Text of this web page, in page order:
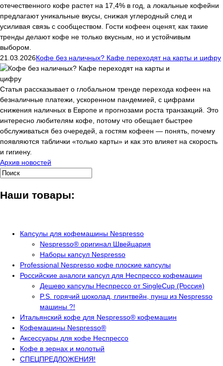
отечественного кофе растет на 17,4% в год, а локальные кофейни
предлагают уникальные вкусы, снижая углеродный след и
усиливая связь с сообществом. Гости кофеен оценят, как такие
тренды делают кофе не только вкусным, но и устойчивым
выбором.
21.03.2026Кофе без наличных? Кафе переходят на карты и цифру
Статья рассказывает о глобальном тренде перехода кофеен на
безналичные платежи, ускоренном пандемией, с цифрами
снижения наличных в Европе и прогнозами роста транзакций. Это
интересно любителям кофе, потому что обещает быстрее
обслуживаться без очередей, а гостям кофеен — понять, почему
появляются таблички «только карты» и как это влияет на скорость
и гигиену.
Архив новостей
Наши товары:
Капсулы для кофемашины Nespresso
Nespresso® оригинал Швейцария
Наборы капсул Nespresso
Professional Nespresso кофе плоские капсулы
Российские аналоги капсул для Неспрессо кофемашин
Дешево капсулы Неспрессо от SingleCup (Россия)
P.S. горячий шоколад, глинтвейн, пунш из Nespresso
машины ?!
Итальянский кофе для Nespresso® кофемашин
Кофемашины Nespresso®
Аксессуары для кофе Неспрессо
Кофе в зернах и молотый
СПЕЦПРЕДЛОЖЕНИЯ!